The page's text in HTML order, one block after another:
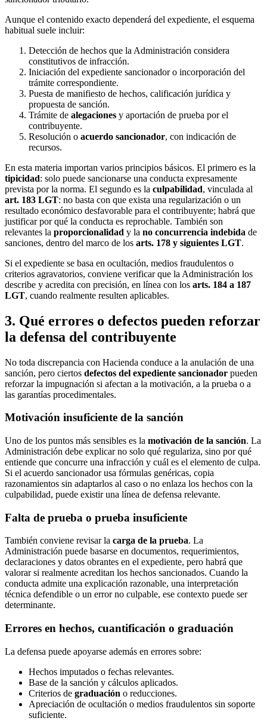
Aunque el contenido exacto dependerá del expediente, el esquema
habitual suele incluir:
Detección de hechos que la Administración considera
constitutivos de infracción.
Iniciación del expediente sancionador o incorporación del
trámite correspondiente.
Puesta de manifiesto de hechos, calificación jurídica y
propuesta de sanción.
Trámite de alegaciones y aportación de prueba por el
contribuyente.
Resolución o acuerdo sancionador, con indicación de
recursos.
En esta materia importan varios principios básicos. El primero es la
tipicidad: solo puede sancionarse una conducta expresamente
prevista por la norma. El segundo es la culpabilidad, vinculada al
art. 183 LGT: no basta con que exista una regularización o un
resultado económico desfavorable para el contribuyente; habrá que
justificar por qué la conducta es reprochable. También son
relevantes la proporcionalidad y la no concurrencia indebida de
sanciones, dentro del marco de los arts. 178 y siguientes LGT.
Si el expediente se basa en ocultación, medios fraudulentos o
criterios agravatorios, conviene verificar que la Administración los
describe y acredita con precisión, en línea con los arts. 184 a 187
LGT, cuando realmente resulten aplicables.
3. Qué errores o defectos pueden reforzar
la defensa del contribuyente
No toda discrepancia con Hacienda conduce a la anulación de una
sanción, pero ciertos defectos del expediente sancionador pueden
reforzar la impugnación si afectan a la motivación, a la prueba o a
las garantías procedimentales.
Motivación insuficiente de la sanción
Uno de los puntos más sensibles es la motivación de la sanción. La
Administración debe explicar no solo qué regulariza, sino por qué
entiende que concurre una infracción y cuál es el elemento de culpa.
Si el acuerdo sancionador usa fórmulas genéricas, copia
razonamientos sin adaptarlos al caso o no enlaza los hechos con la
culpabilidad, puede existir una línea de defensa relevante.
Falta de prueba o prueba insuficiente
También conviene revisar la carga de la prueba. La
Administración puede basarse en documentos, requerimientos,
declaraciones y datos obrantes en el expediente, pero habrá que
valorar si realmente acreditan los hechos sancionados. Cuando la
conducta admite una explicación razonable, una interpretación
técnica defendible o un error no culpable, ese contexto puede ser
determinante.
Errores en hechos, cuantificación o graduación
La defensa puede apoyarse además en errores sobre:
Hechos imputados o fechas relevantes.
Base de la sanción y cálculos aplicados.
Criterios de graduación o reducciones.
Apreciación de ocultación o medios fraudulentos sin soporte
suficiente.